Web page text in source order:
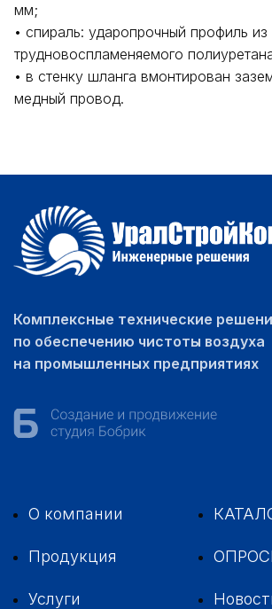
мм;
• спираль: ударопрочный профиль из
трудновоспламеняемого
• в стенку шланга вмонтирован
медный провод.
Комплексные технические
по обеспечению чистоты воздуха
на промышленных предприятиях
О компании
Продукция
Услуги